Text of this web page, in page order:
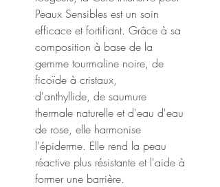
Peaux Sensibles est un soin
efficace et fortifiant. Grâce à sa
composition à base de la
gemme tourmaline noire, de
ficoïde à cristaux,
d'anthyllide, de saumure
thermale naturelle et d'eau d'eau
de rose, elle harmonise
l'épiderme. Elle rend la peau
réactive plus résistante et l'aide à
former une barrière.